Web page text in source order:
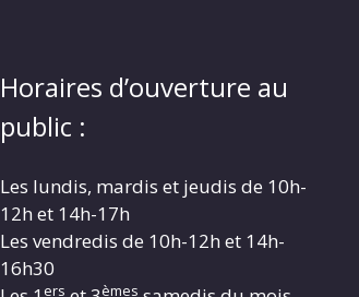
Horaires d’ouverture au
public :
Les lundis, mardis et jeudis de 10h-
12h et 14h-17h
Les vendredis de 10h-12h et 14h-
16h30
ers èmes